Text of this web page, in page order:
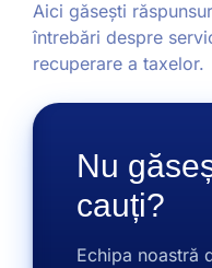
Aici găsești
întrebări despre
recuperare a taxelor.
Nu
cauți?
Echipa noastră